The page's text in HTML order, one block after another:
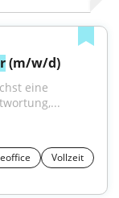
(m/w/d)
eine
Vollzeit